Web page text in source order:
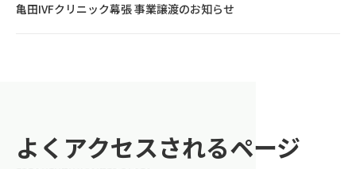
亀田IVFクリニック幕張 事業譲渡のお知らせ
よくアクセスされるページ